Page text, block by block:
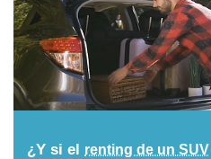
Padres
Calculadoras
¿Y si el renting de un SUV